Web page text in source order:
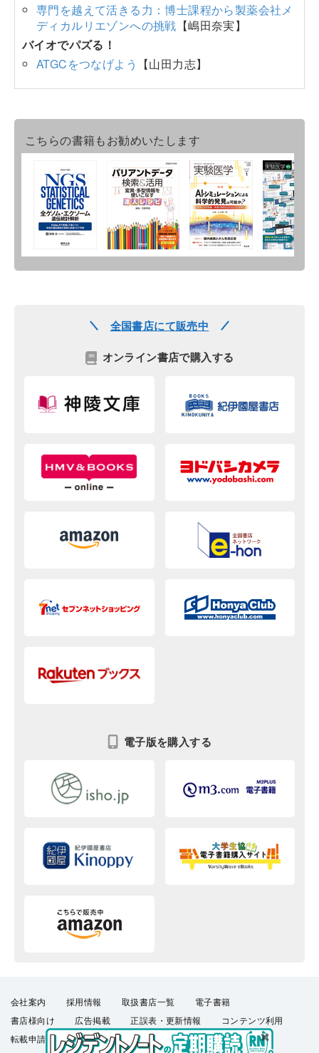
専門を越えて活きる力：博士課程から製薬会社メ
ディカルリエゾンへの挑戦 【嶋田奈実】
バイオでパズる！
ATGCをつなげよう
【山田力志】
こちらの書籍もお勧めいたします
全国書店にて販売中
オンライン書店で購入する
電子版を購入する
会社案内 採用情報 取扱書店一覧
電子書籍
書店様向け
広告掲載 正誤表・更新情報
コンテンツ利用
転載申請
プライバシーポリシー
羊土社会員規約